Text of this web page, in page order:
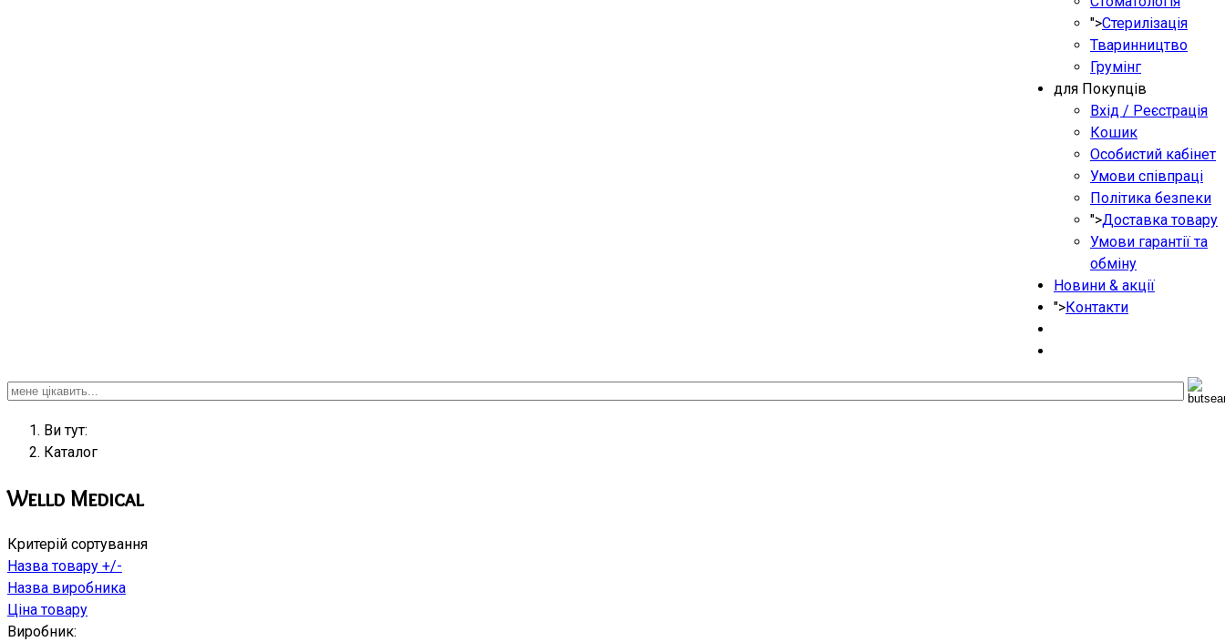
">Стерилізація
Тваринництво
Грумінг
для Покупців
Вхід / Реєстрація
Кошик
Особистий кабінет
Умови співпраці
Політика безпеки
">Доставка товару
Умови гарантії та
обміну
Новини & акції
">Контакти
Ви тут:
Кaтaлoг
Welld Medical
Критерій сортування
Назва товару +/-
Назва виробника
Ціна товару
Виробник: